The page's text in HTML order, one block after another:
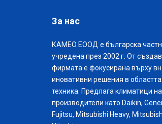
За нас
КАМЕО ЕООД е българска
учредена през 2002 г. От
фирмата е фокусирана върху
иновативни решения в
техника. Предлага климатици
производители като Daikin,
Fujitsu, Mitsubishi Heavy,